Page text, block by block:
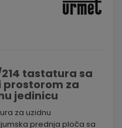
tastatura sa
prostorom za
jedinicu
za uzidnu
prednja ploča sa